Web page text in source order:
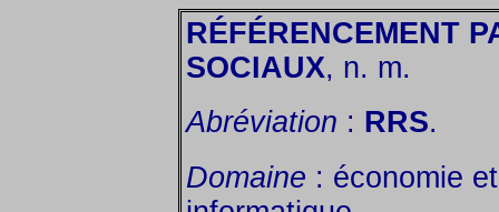
RÉFÉRENCEMENT
SOCIAUX, n. m.
Abréviation : RRS.
Domaine : économie